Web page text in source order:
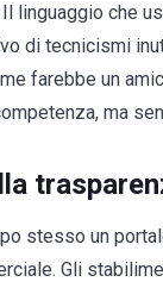
linguaggio che
di tecnicismi
farebbe un
ma
stesso un
Gli